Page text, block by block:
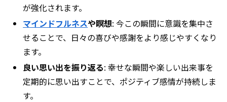
が強化されます。
マインドフルネスや瞑想: 今この瞬間に意識を集中さ
せることで、日々の喜びや感謝をより感じやすくなり
ます。
良い思い出を振り返る: 幸せな瞬間や楽しい出来事を
定期的に思い出すことで、ポジティブ感情が持続しま
す。